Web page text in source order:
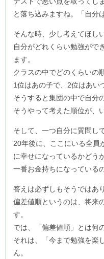
と落ち込みますね。「自分
そんな時、少し考えてほし
自分がどれくらい勉強がで
ます。
クラスの中でどのくらいの
1位はあの子で、2位はあい
そうすると集団の中で自分
そうやって考えた順位が、
そして、一つ自分に質問し
20年後に、ここにいる全員
に幸せになっているかどう
一番お金持ちになっている
答えは必ずしもそうではあ
偏差値順というのは、将来
す。
では、「偏差値順」とは何
それは、「今まで勉強を楽
ん。